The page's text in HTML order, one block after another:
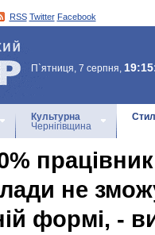
RSS Twitter Facebook
П`ятниця, 7 серпня,
Культурна
Чернігівщина
не
формі, -